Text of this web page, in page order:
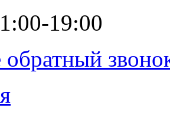
19:00
обратный